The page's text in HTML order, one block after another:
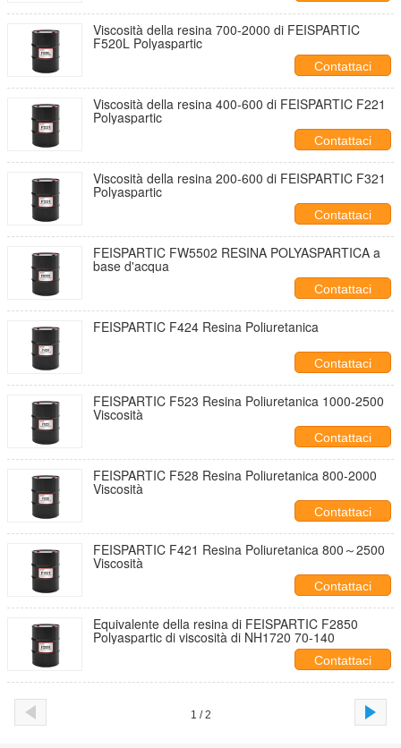
Viscosità della resina 700-2000 di FEISPARTIC
F520L Polyaspartic
Contattaci
Viscosità della resina 400-600 di FEISPARTIC F221
Polyaspartic
Contattaci
Viscosità della resina 200-600 di FEISPARTIC F321
Polyaspartic
Contattaci
FEISPARTIC FW5502 RESINA POLYASPARTICA a
base d'acqua
Contattaci
FEISPARTIC F424 Resina Poliuretanica
Contattaci
FEISPARTIC F523 Resina Poliuretanica 1000-2500
Viscosità
Contattaci
FEISPARTIC F528 Resina Poliuretanica 800-2000
Viscosità
Contattaci
FEISPARTIC F421 Resina Poliuretanica 800～2500
Viscosità
Contattaci
Equivalente della resina di FEISPARTIC F2850
Polyaspartic di viscosità di NH1720 70-140
Contattaci
1 / 2